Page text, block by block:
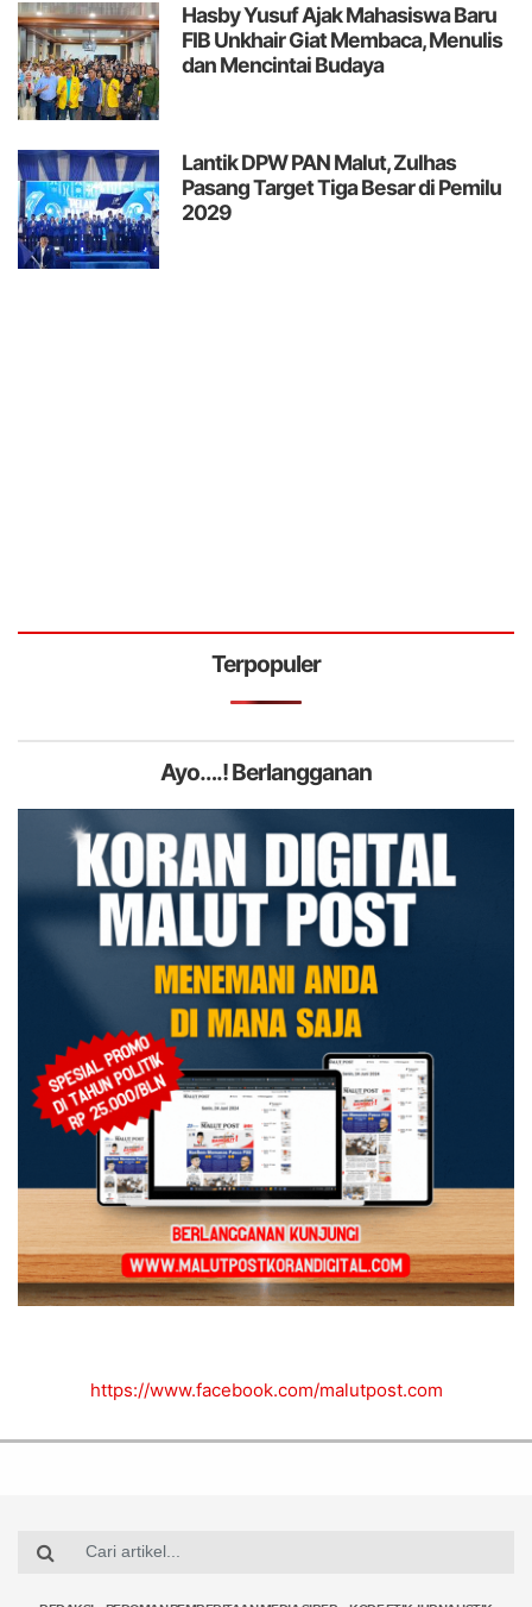
Hasby Yusuf Ajak Mahasiswa Baru
FIB Unkhair Giat Membaca, Menulis
dan Mencintai Budaya
Lantik DPW PAN Malut, Zulhas
Pasang Target Tiga Besar di Pemilu
2029
Terpopuler
Ayo….! Berlangganan
https://www.facebook.com/malutpost.com